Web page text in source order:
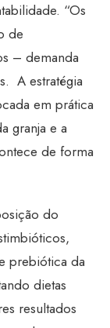
“Os
de
– demanda
A estratégia
em prática
granja e a
de forma
do
prebiótica da
dietas
resultados